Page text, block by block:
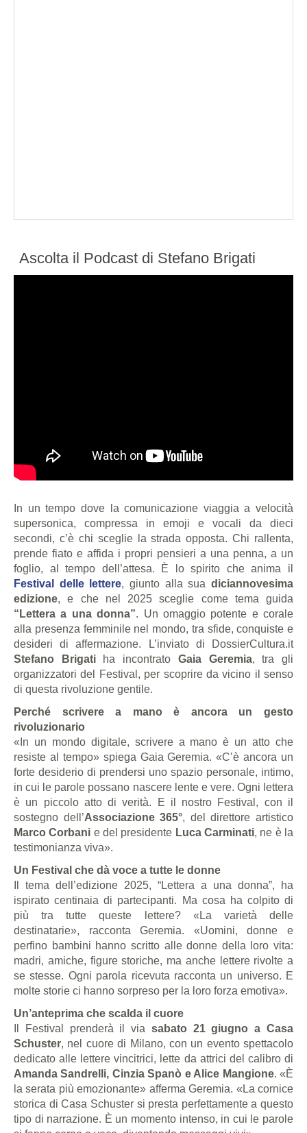
Ascolta il Podcast di Stefano Brigati
In un tempo dove la comunicazione viaggia a velocità
supersonica, compressa in emoji e vocali da dieci
secondi, c’è chi sceglie la strada opposta. Chi rallenta,
prende fiato e affida i propri pensieri a una penna, a un
foglio, al tempo dell’attesa. È lo spirito che anima il
Festival delle lettere, giunto alla suadiciannovesima
edizione, e che nel 2025 sceglie come tema guida
“Lettera a una donna”. Un omaggio potente e corale
alla presenza femminile nel mondo, tra sfide, conquiste e
desideri di affermazione. L’inviato di DossierCultura.it
Stefano Brigatiha incontrato Gaia Geremia, tra gli
organizzatori del Festival, per scoprire da vicino il senso
di questa rivoluzione gentile.
Perché scrivere a mano è ancora un gesto
rivoluzionario
«In un mondo digitale, scrivere a mano è un atto che
resiste al tempo» spiega Gaia Geremia. «C’è ancora un
forte desiderio di prendersi uno spazio personale, intimo,
in cui le parole possano nascere lente e vere. Ogni lettera
è un piccolo atto di verità. E il nostro Festival, con il
sostegno dell’Associazione 365°, del direttore artistico
Marco Corbani e del presidente Luca Carminati, ne è la
testimonianza viva».
Un Festival che dà voce a tutte le donne
Il tema dell’edizione 2025, “Lettera a una donna”, ha
ispirato centinaia di partecipanti. Ma cosa ha colpito di
più tra tutte queste lettere? «La varietà delle
destinatarie», racconta Geremia. «Uomini, donne e
perfino bambini hanno scritto alle donne della loro vita:
madri, amiche, figure storiche, ma anche lettere rivolte a
se stesse. Ogni parola ricevuta racconta un universo. E
molte storie ci hanno sorpreso per la loro forza emotiva».
Un’anteprima che scalda il cuore
Il Festival prenderà il via sabato 21 giugno a Casa
Schuster, nel cuore di Milano, con un evento spettacolo
dedicato alle lettere vincitrici, lette da attrici del calibro di
Amanda Sandrelli, Cinzia Spanò e Alice Mangione. «È
la serata più emozionante» afferma Geremia. «La cornice
storica di Casa Schuster si presta perfettamente a questo
tipo di narrazione. È un momento intenso, in cui le parole